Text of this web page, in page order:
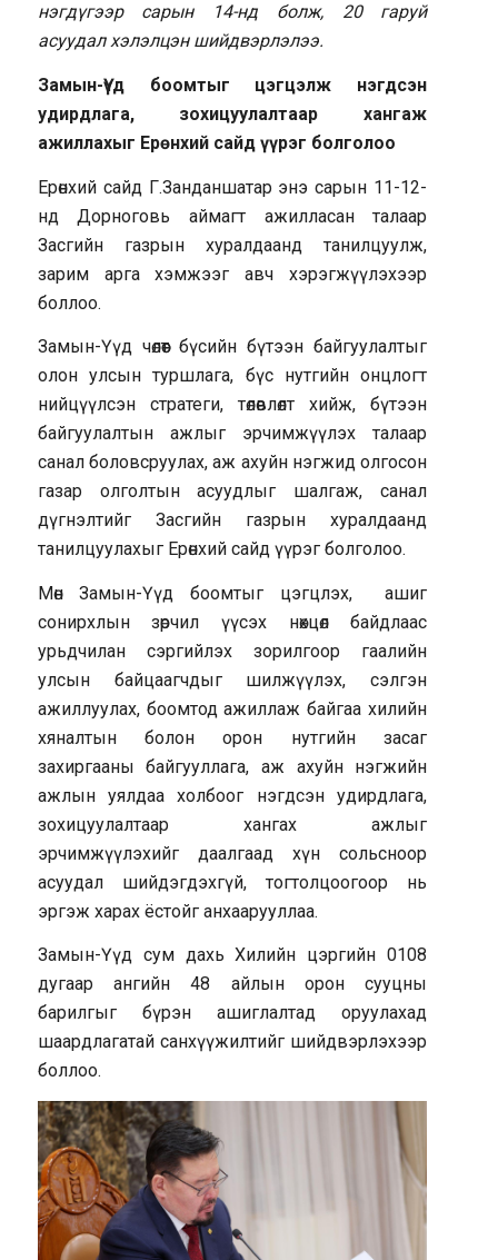
нэгдүгээр сарын 14-нд болж, 20 гаруй
асуудал хэлэлцэн шийдвэрлэлээ.
Замын-Үүд боомтыг цэгцэлж нэгдсэн
удирдлага, зохицуулалтаар хангаж
ажиллахыг Ерөнхий сайд үүрэг болголоо
Ерөнхий сайд Г.Занданшатар энэ сарын 11-12-
нд Дорноговь аймагт ажилласан талаар
Засгийн газрын хуралдаанд танилцуулж,
зарим арга хэмжээг авч хэрэгжүүлэхээр
боллоо.
Замын-Үүд чөлөөт бүсийн бүтээн байгуулалтыг
олон улсын туршлага, бүс нутгийн онцлогт
нийцүүлсэн стратеги, төлөвлөлт хийж, бүтээн
байгуулалтын ажлыг эрчимжүүлэх талаар
санал боловсруулах, аж ахуйн нэгжид олгосон
газар олголтын асуудлыг шалгаж, санал
дүгнэлтийг Засгийн газрын хуралдаанд
танилцуулахыг Ерөнхий сайд үүрэг болголоо.
Мөн Замын-Үүд боомтыг цэгцлэх, ашиг
сонирхлын зөрчил үүсэх нөхцөл байдлаас
урьдчилан сэргийлэх зорилгоор гаалийн
улсын байцаагчдыг шилжүүлэх, сэлгэн
ажиллуулах, боомтод ажиллаж байгаа хилийн
хяналтын болон орон нутгийн засаг
захиргааны байгууллага, аж ахуйн нэгжийн
ажлын уялдаа холбоог нэгдсэн удирдлага,
зохицуулалтаар хангах ажлыг
эрчимжүүлэхийг даалгаад хүн сольсноор
асуудал шийдэгдэхгүй, тогтолцоогоор нь
эргэж харах ёстойг анхаарууллаа.
Замын-Үүд сум дахь Хилийн цэргийн 0108
дугаар ангийн 48 айлын орон сууцны
барилгыг бүрэн ашиглалтад оруулахад
шаардлагатай санхүүжилтийг шийдвэрлэхээр
боллоо.